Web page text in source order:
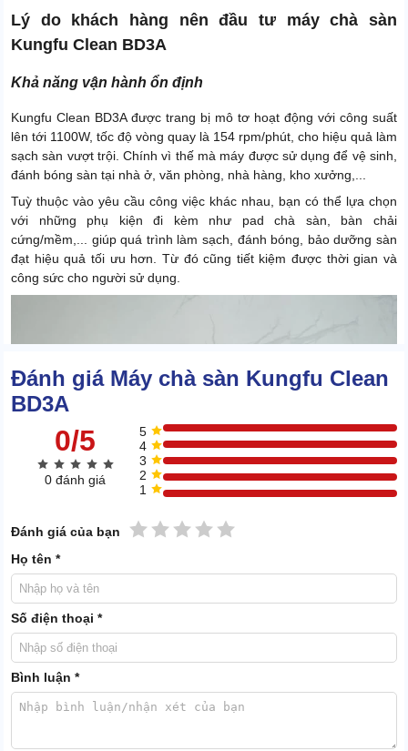
Lý do khách hàng nên đầu tư máy chà sàn
Kungfu Clean BD3A
Khả năng vận hành ổn định
Kungfu Clean BD3A được trang bị mô tơ hoạt động với công suất
lên tới 1100W, tốc độ vòng quay là 154 rpm/phút, cho hiệu quả làm
sạch sàn vượt trội. Chính vì thế mà máy được sử dụng để vệ sinh,
đánh bóng sàn tại nhà ở, văn phòng, nhà hàng, kho xưởng,...
Tuỳ thuộc vào yêu cầu công việc khác nhau, bạn có thể lựa chọn
với những phụ kiện đi kèm như pad chà sàn, bàn chải
cứng/mềm,... giúp quá trình làm sạch, đánh bóng, bảo dưỡng sàn
đạt hiệu quả tối ưu hơn. Từ đó cũng tiết kiệm được thời gian và
công sức cho người sử dụng.
Bộ phụ kiện đầy đủ bàn chải cứng/mềm, mâm gai gắn pad chà
Đánh giá Máy chà sàn Kungfu Clean
BD3A
0/5
0 đánh giá
5
4
3
2
1
Đánh giá của bạn 5 sao
4 sao
3 sao
2 sao
1 sao
Họ tên *
Số điện thoại *
Bình luận *